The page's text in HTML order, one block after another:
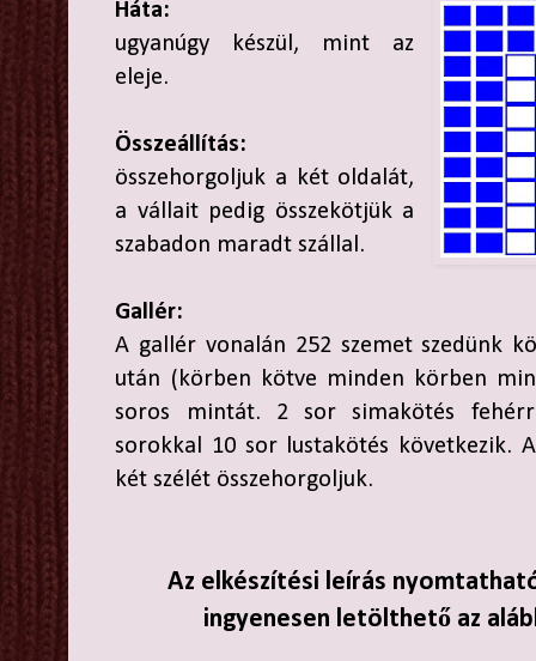
Háta:
ugyanúgy készül, mint az
eleje.
Összeállítás:
összehorgoljuk a két oldalát,
a vállait pedig összekötjük a
szabadon maradt szállal.
Gallér:
A gallér vonalán 252 szemet szedünk
után (körben kötve minden körben
soros mintát. 2 sor simakötés
sorokkal 10 sor lustakötés következik.
két szélét összehorgoljuk.
Az elkészítési leírás
ingyenesen letölthető az